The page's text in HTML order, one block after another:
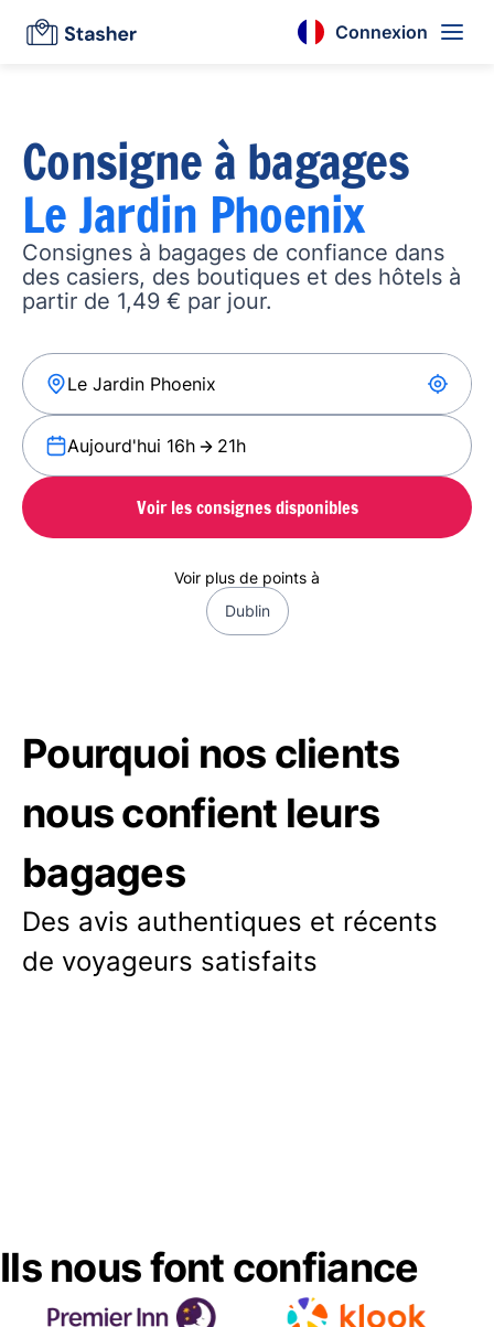
Connexion
Consigne à bagages
Le Jardin Phoenix
Consignes à bagages de confiance dans
des casiers, des boutiques et des hôtels à
partir de 1,49 € par jour.
Aujourd'hui 16h 21h
Voir les consignes disponibles
Voir plus de points à
Dublin
Pourquoi nos clients
nous confient leurs
bagages
Des avis authentiques et récents
de voyageurs satisfaits
Ils nous font confiance